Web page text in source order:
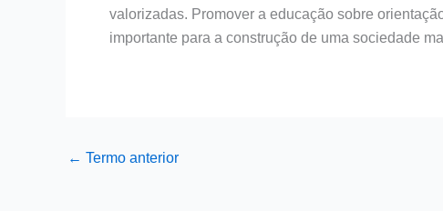
valorizadas. Promover a educação sobre
importante para a construção de uma sociedade
← Termo anterior